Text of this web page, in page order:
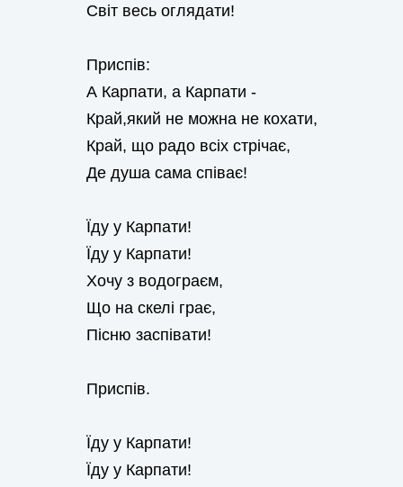
Світ весь оглядати!
Приспів:
А Карпати, а Карпати -
Край,який не можна не кохати,
Край, що радо всіх стрічає,
Де душа сама співає!
Їду у Карпати!
Їду у Карпати!
Хочу з водограєм,
Що на скелі грає,
Пісню заспівати!
Приспів.
Їду у Карпати!
Їду у Карпати!